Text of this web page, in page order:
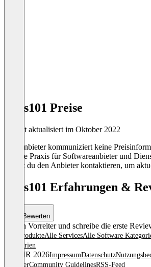
hubs101 Preise
Zuletzt aktualisiert im Oktober 2022
Der Anbieter kommuniziert keine
übliche Praxis für Softwareanbieter und
kannst du den Anbieter kontaktieren, um
hubs101 Erfahrungen &
Bewerten
Sei ein Vorreiter und schreibe die erste
Alle ProdukteAlle ServicesAlle Software
Kategorien
© OMR 2026ImpressumDatenschutz
AnbieterCommunity GuidelinesRSS-Feed